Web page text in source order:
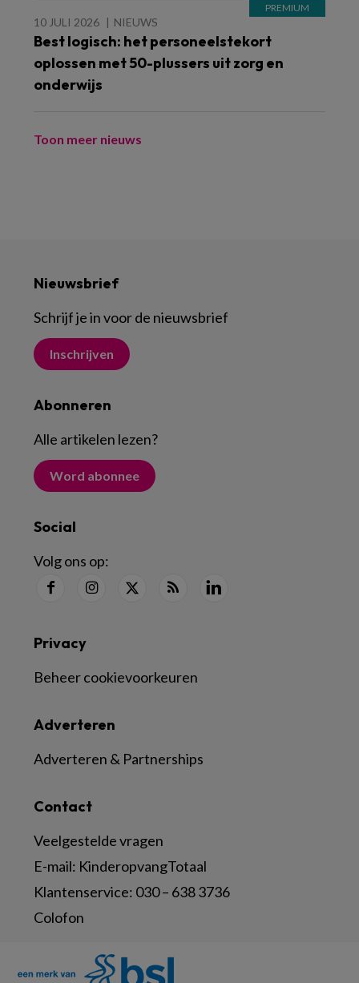
10 JULI 2026 NIEUWS
Best logisch: het personeelstekort
oplossen met 50-plussers uit zorg en
onderwijs
Toon meer nieuws
Nieuwsbrief
Schrijf je in voor de nieuwsbrief
Inschrijven
Abonneren
Alle artikelen lezen?
Word abonnee
Social
Volg ons op:
Contact
Veelgestelde vragen
E-mail: KinderopvangTotaal
Klantenservice: 030 – 638 3736
Colofon
Adverteren
Adverteren & Partnerships
Privacy
Beheer cookievoorkeuren